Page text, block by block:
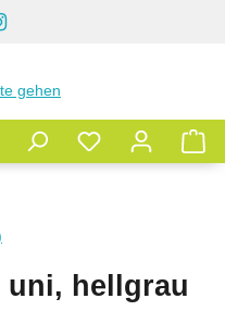
uni, hellgrau